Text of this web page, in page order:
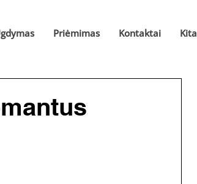
Priėmimas Kontaktai Kita